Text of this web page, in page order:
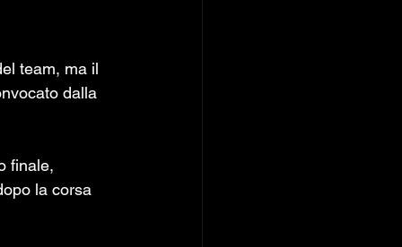
team, ma il
dalla
finale,
la corsa